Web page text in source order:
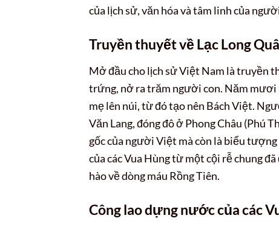
của lịch sử, văn hóa và tâm linh của
Truyền thuyết về Lạc Long
Mở đầu cho lịch sử Việt Nam là truyền
trứng, nở ra trăm người con. Năm
mẹ lên núi, từ đó tạo nên Bách Việt.
Văn Lang, đóng đô ở Phong Châu (Phú
gốc của người Việt mà còn là biểu
của các Vua Hùng từ một cội rễ chung
hào về dòng máu Rồng Tiên.
Công lao dựng nước của các